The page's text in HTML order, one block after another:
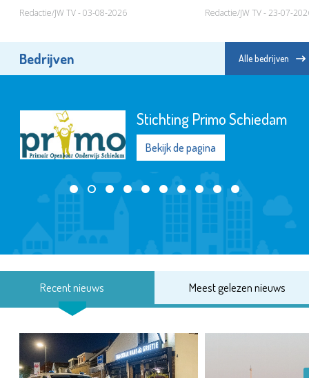
Redactie/JW TV - 03-08-2026 Redactie/JW TV - 23-07-
Bedrijven Alle bedrijven
Stichting Primo Schiedam
Bekijk de pagina
Recent nieuws Meest gelezen nieuws